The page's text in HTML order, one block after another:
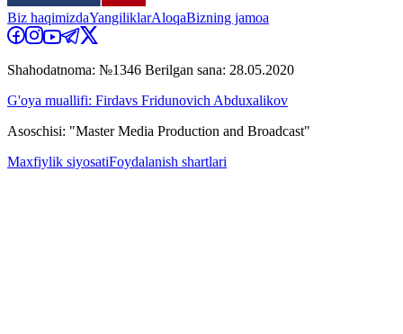
Biz haqimizdaYangiliklarAloqaBizning jamoa
Shahodatnoma: №1346 Berilgan sana: 28.05.2020
G'oya muallifi: Firdavs Fridunovich Abduxalikov
Asoschisi: "Master Media Production and Broadcast"
Maxfiylik siyosatiFoydalanish shartlari